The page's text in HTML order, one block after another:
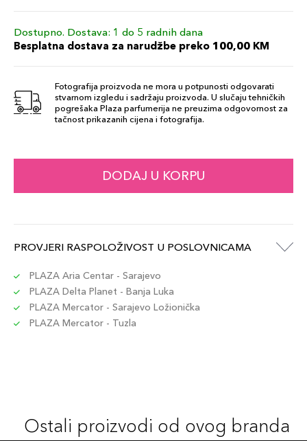
Dostupno. Dostava: 1 do 5 radnih dana
Besplatna dostava za narudžbe preko 100,00 KM
Fotografija proizvoda ne mora u potpunosti odgovarati
stvarnom izgledu i sadržaju proizvoda. U slučaju tehničkih
pogrešaka Plaza parfumerija ne preuzima odgovornost za
tačnost prikazanih cijena i fotografija.
DODAJ U KORPU
PROVJERI RASPOLOŽIVOST U POSLOVNICAMA
PLAZA Aria Centar - Sarajevo
PLAZA Delta Planet - Banja Luka
PLAZA Mercator - Sarajevo Ložionička
PLAZA Mercator - Tuzla
Ostali proizvodi od ovog branda